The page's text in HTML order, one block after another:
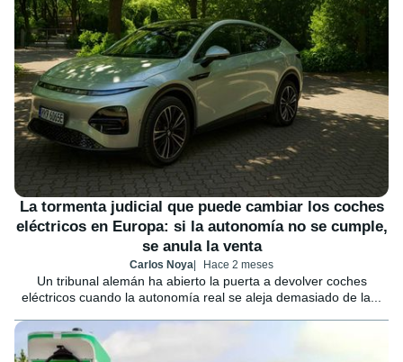
La tormenta judicial que puede cambiar los coches
eléctricos en Europa: si la autonomía no se cumple,
se anula la venta
Carlos Noya Hace 2 meses
Un tribunal alemán ha abierto la puerta a devolver coches
eléctricos cuando la autonomía real se aleja demasiado de la...